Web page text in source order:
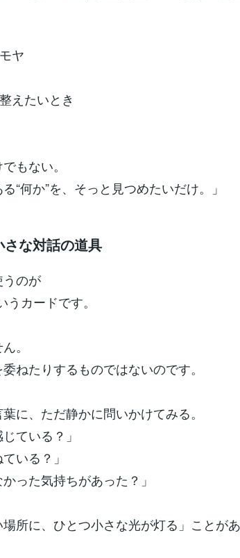
ヤ
えたいとき
もない。
“何か”を、そっと見つめたいだけ。」
な対話の道具
のが
うカードです。
。
ねたりするものではないのです。
に、ただ静かに問いかけてみる。
ている？」
いる？」
った気持ちがあった？」
所に、ひとつ小さな光が灯る」ことがあ